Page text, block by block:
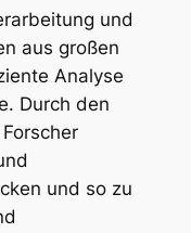
und
aus großen
Analyse
Durch den
und so zu